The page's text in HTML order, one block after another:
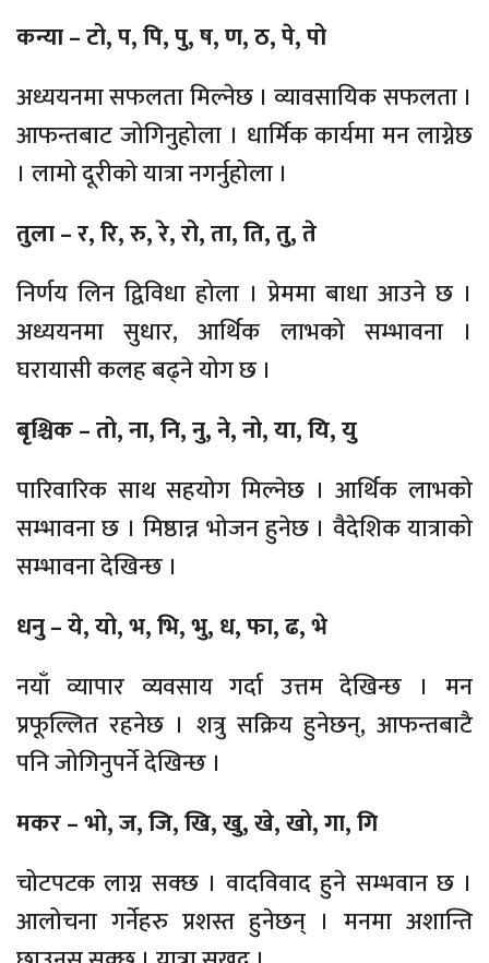
कन्या – टो, प, पि, पु, ष, ण, ठ, पे, पो
अध्ययनमा सफलता मिल्नेछ । व्यावसायिक सफलता ।
आफन्तबाट जोगिनुहोला । धार्मिक कार्यमा मन लाग्नेछ
। लामो दूरीको यात्रा नगर्नुहोला ।
तुला – र, रि, रु, रे, रो, ता, ति, तु, ते
निर्णय लिन द्विविधा होला । प्रेममा बाधा आउने छ ।
अध्ययनमा सुधार, आर्थिक लाभको सम्भावना ।
घरायासी कलह बढ्ने योग छ ।
बृश्चिक – तो, ना, नि, नु, ने, नो, या, यि, यु
पारिवारिक साथ सहयोग मिल्नेछ । आर्थिक लाभको
सम्भावना छ । मिष्ठान्न भोजन हुनेछ । वैदेशिक यात्राको
सम्भावना देखिन्छ ।
धनु – ये, यो, भ, भि, भु, ध, फा, ढ, भे
नयाँ व्यापार व्यवसाय गर्दा उत्तम देखिन्छ । मन
प्रफूल्लित रहनेछ । शत्रु सक्रिय हुनेछन्, आफन्तबाटै
पनि जोगिनुपर्ने देखिन्छ ।
मकर – भो, ज, जि, खि, खु, खे, खो, गा, गि
चोटपटक लाग्न सक्छ । वादविवाद हुने सम्भवान छ ।
आलोचना गर्नेहरु प्रशस्त हुनेछन् । मनमा अशान्ति